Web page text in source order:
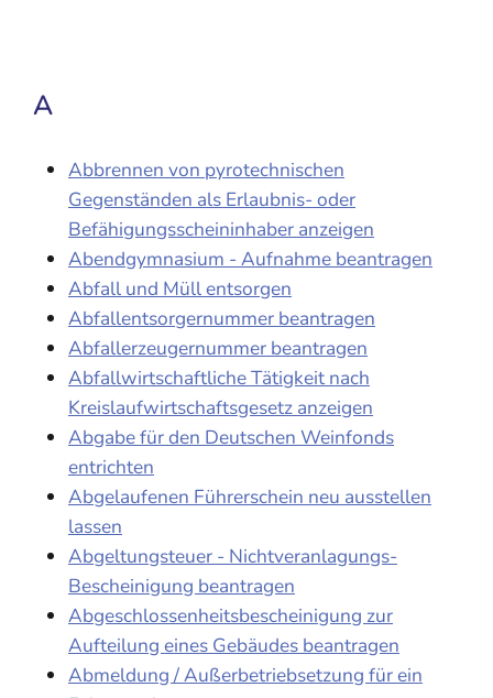
A
Abbrennen von pyrotechnischen
Gegenständen als Erlaubnis- oder
Befähigungsscheininhaber anzeigen
Abendgymnasium - Aufnahme beantragen
Abfall und Müll entsorgen
Abfallentsorgernummer beantragen
Abfallerzeugernummer beantragen
Abfallwirtschaftliche Tätigkeit nach
Kreislaufwirtschaftsgesetz anzeigen
Abgabe für den Deutschen Weinfonds
entrichten
Abgelaufenen Führerschein neu ausstellen
lassen
Abgeltungsteuer - Nichtveranlagungs-
Bescheinigung beantragen
Abgeschlossenheitsbescheinigung zur
Aufteilung eines Gebäudes beantragen
Abmeldung / Außerbetriebsetzung für ein